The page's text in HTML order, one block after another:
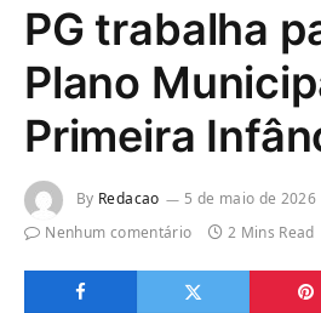
PG trabalha
Plano
Primeira
By Redacao
5 de maio de 2026
Nenhum comentário
2 Mins Read